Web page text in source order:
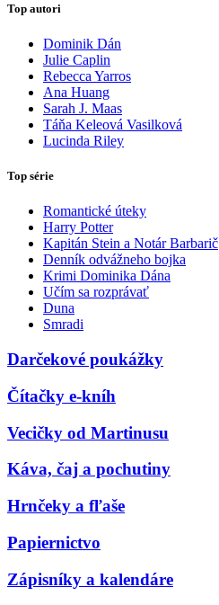
Top autori
Dominik Dán
Julie Caplin
Rebecca Yarros
Ana Huang
Sarah J. Maas
Táňa Keleová Vasilková
Lucinda Riley
Top série
Romantické úteky
Harry Potter
Kapitán Stein a Notár Barbarič
Denník odvážneho bojka
Krimi Dominika Dána
Učím sa rozprávať
Duna
Smradi
Darčekové poukážky
Čítačky e-kníh
Vecičky od Martinusu
Káva, čaj a pochutiny
Hrnčeky a fľaše
Papiernictvo
Zápisníky a kalendáre